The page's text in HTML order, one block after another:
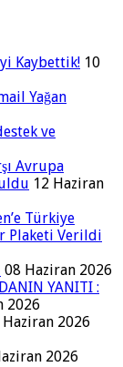
Kaybettik! 10
Yağan
ve
Avrupa
12 Haziran
Türkiye
Plaketi Verildi
08 Haziran 2026
YANITI :
2026
2026
2026